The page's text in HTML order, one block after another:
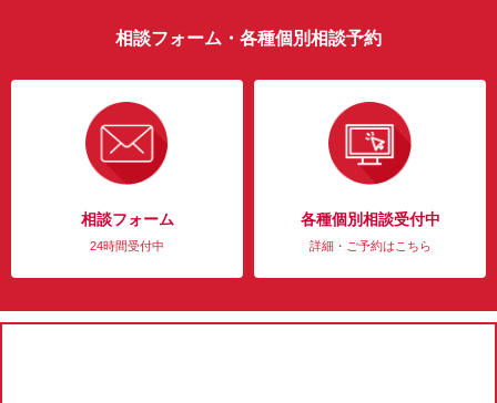
相談フォーム・各種個別相談予約
相談フォーム
24時間受付中
各種個別相談受付中
詳細・ご予約はこちら